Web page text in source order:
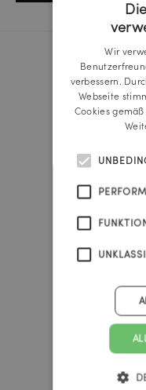
Tel.:
Reichl
Wir
verbessern.
Webseite
Cookies